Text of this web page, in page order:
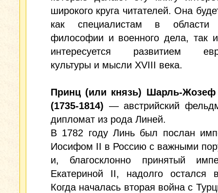
широкого круга читателей. Она
как специалистам в области
философии и военного дела, так
интересуется развитием
культуры и мысли XVIII века.
Принц (или князь) Шарль-
(1735-1814) — австрийский
дипломат из рода Линей.
В 1782 году Линь был послан
Иосифом II в Россию с важными
и, благосклонно принятый
Екатериной II, надолго остался
Когда началась вторая война с